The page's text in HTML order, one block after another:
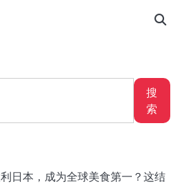
搜
索
日本，成为全球美食第一？这结